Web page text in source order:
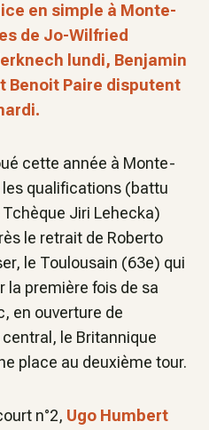
en simple à Monte-
de Jo-Wilfried
lundi, Benjamin
Benoit Paire disputent
cette année à Monte-
les qualifications (battu
Jiri Lehecka)
le retrait de Roberto
le Toulousain (63e) qui
la première fois de sa
en ouverture de
le Britannique
place au deuxième tour.
n°2, Ugo Humbert